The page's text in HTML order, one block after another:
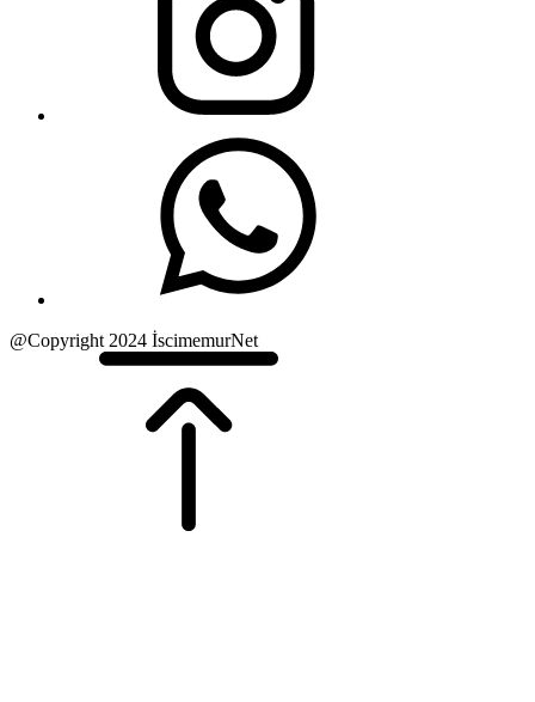
@Copyright 2024 İscimemurNet